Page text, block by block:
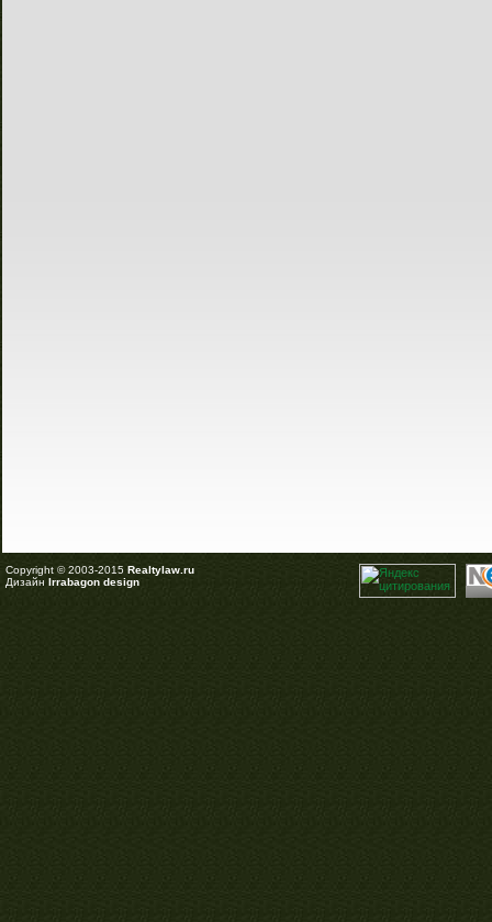
Copyright © 2003-2015 Realtylaw.ru
Дизайн Irrabagon design